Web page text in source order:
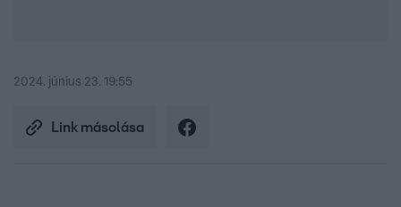
2024. június 23. 19:55
Link másolása